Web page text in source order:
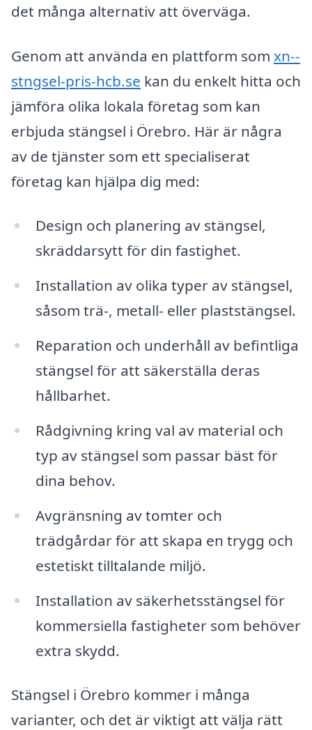
det många alternativ att överväga.
Genom att använda en plattform som xn--
stngsel-pris-hcb.se kan du enkelt hitta och
jämföra olika lokala företag som kan
erbjuda stängsel i Örebro. Här är några
av de tjänster som ett specialiserat
företag kan hjälpa dig med:
Design och planering av stängsel,
skräddarsytt för din fastighet.
Installation av olika typer av stängsel,
såsom trä-, metall- eller plaststängsel.
Reparation och underhåll av befintliga
stängsel för att säkerställa deras
hållbarhet.
Rådgivning kring val av material och
typ av stängsel som passar bäst för
dina behov.
Avgränsning av tomter och
trädgårdar för att skapa en trygg och
estetiskt tilltalande miljö.
Installation av säkerhetsstängsel för
kommersiella fastigheter som behöver
extra skydd.
Stängsel i Örebro kommer i många
varianter, och det är viktigt att välja rätt